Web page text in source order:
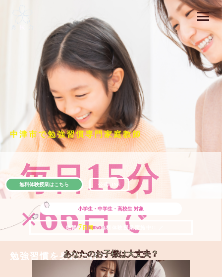
中津市で勉強習慣専門家庭教師
毎日15分
×66日で
勉強習慣を身につける
小学生・中学生・高校生 対象
＼ 絶賛 7 日間の無料体験授業実施中!! ／
無料体験授業はこちら 公式LINE
あなたのお子様は大丈夫？